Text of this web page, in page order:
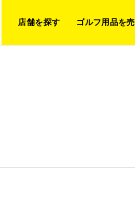
店舗を探す ゴルフ用品を